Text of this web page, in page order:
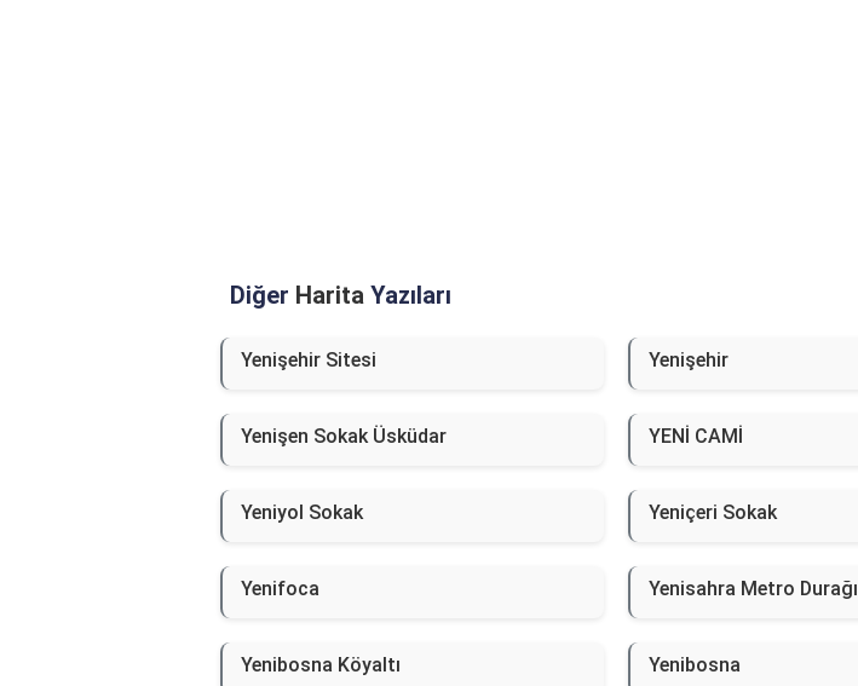
Diğer Harita Yazıları
Yenişehir Sitesi Yenişehir
Yenişen Sokak Üsküdar YENİ CAMİ
Yeniyol Sokak Yeniçeri Sokak
Yenifoca Yenisahra Metro Durağı
Yenibosna Köyaltı Yenibosna